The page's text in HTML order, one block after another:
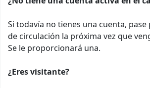
Si todavía no tienes una cuenta,
de circulación la próxima vez que
Se le proporcionará una.
¿Eres visitante?